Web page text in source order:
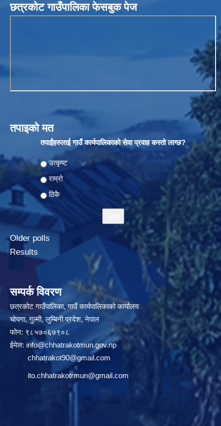
छत्रकोट गाउँपालिका फेसबुक पेज
तपाइको मत
तपाईंहरुलाई गाउँ कार्यपालिकाको सेवा प्रवाह कस्तो लाग्छ?
Choices
उत्कृष्ट
राम्रो
ठिकै
Older polls
Results
सम्पर्क विवरण
छत्रकोट गाउँपालिका, गाउँ कार्यपालिकाको कार्यालय
चोयगा, गुल्मी, लुम्बिनी प्रदेश, नेपाल
फोन: ९८५७०६७९०८
ईमेल: info@chhatrakotmun.gov.np
chhatrakot90@gmail.com
ito.chhatrakotrmun@gmail.com